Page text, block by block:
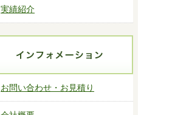
実績紹介
お問い合わせ・お見積り